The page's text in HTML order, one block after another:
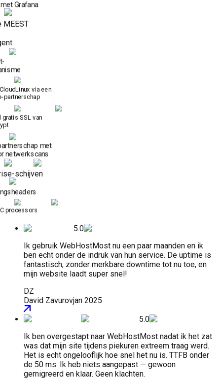
Grafana
via een
partnerschap
gratis SSL van
met
netwerk­scans
schijven
processors
5.0
Ik gebruik WebHostMost nu een paar maanden en ik
ben echt onder de indruk van hun service. De uptime is
fantastisch, zonder merkbare downtime tot nu toe, en
mijn website laadt super snel!
DZ
David Zavurovjan 2025
5.0
Ik ben overgestapt naar WebHostMost nadat ik het zat
was dat mijn site tijdens piekuren extreem traag werd.
Het is echt ongelooflijk hoe snel het nu is. TTFB onder
de 50 ms. Ik heb niets aangepast — gewoon
gemigreerd en klaar. Geen klachten.